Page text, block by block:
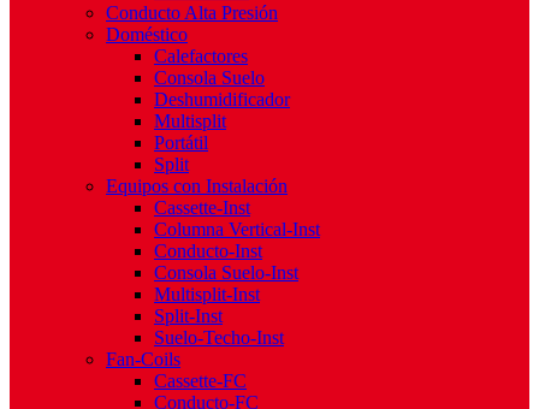
Conducto Alta Presión
Doméstico
Calefactores
Consola Suelo
Deshumidificador
Multisplit
Portátil
Split
Equipos con Instalación
Cassette-Inst
Columna Vertical-Inst
Conducto-Inst
Consola Suelo-Inst
Multisplit-Inst
Split-Inst
Suelo-Techo-Inst
Fan-Coils
Cassette-FC
Conducto-FC